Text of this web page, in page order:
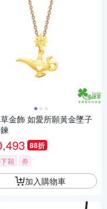
金飾 如愛所願黃金墜子
88折
殺 券
加入購物車